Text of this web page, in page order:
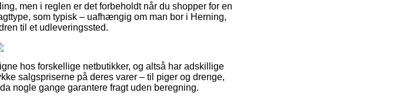
men i reglen er det forbeholdt når du shopper for en
som typisk – uafhængig om man bor i Herning,
til et udleveringssted.
hos forskellige netbutikker, og altså har adskillige
salgspriserne på deres varer – til piger og drenge,
nogle gange garantere fragt uden beregning.